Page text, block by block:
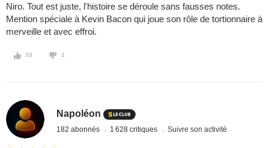
Niro. Tout est juste, l'histoire se déroule sans fausses notes.
Mention spéciale à Kevin Bacon qui joue son rôle de tortionnaire à
merveille et avec effroi.
33 1
Napoléon
182 abonnés 1 628 critiques Suivre son activité